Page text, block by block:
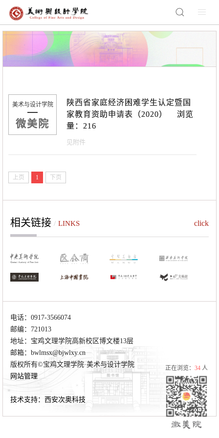
美术与设计学院
微美院
陕西省家庭经济困难学生认定暨国
家教育资助申请表（2020） 浏览
量： 216
见附件
上页 1 下页
正在浏览： 34 人
相关链接 / LINKS click
电话：0917-3566074
邮编：721013
地址：宝鸡文理学院高新校区博文楼13层
邮箱：bwlmsx@bjwlxy.cn
版权所有©宝鸡文理学院·美术与设计学院
网站管理
技术支持：西安次奥科技